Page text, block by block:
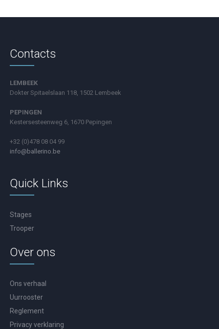
Contacts
LEMBEEK
Dokter Spitaelslaan 118, 1502 Lembeek
PEPINGEN
Kestersesteenweg 6, 1670 Pepingen
+32 (0)478 08 04 99
info@ballerino.be
Quick Links
Stages
Trooper
Over ons
Ons verhaal
Uurrooster
Reglement
Privacy verklaring